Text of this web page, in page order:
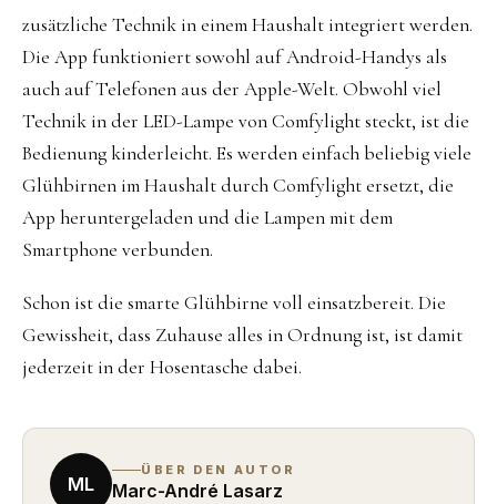
zusätzliche Technik in einem Haushalt integriert werden.
Die App funktioniert sowohl auf Android-Handys als
auch auf Telefonen aus der Apple-Welt. Obwohl viel
Technik in der LED-Lampe von Comfylight steckt, ist die
Bedienung kinderleicht. Es werden einfach beliebig viele
Glühbirnen im Haushalt durch Comfylight ersetzt, die
App heruntergeladen und die Lampen mit dem
Smartphone verbunden.
Schon ist die smarte Glühbirne voll einsatzbereit. Die
Gewissheit, dass Zuhause alles in Ordnung ist, ist damit
jederzeit in der Hosentasche dabei.
ML
ÜBER DEN AUTOR
Marc-André Lasarz